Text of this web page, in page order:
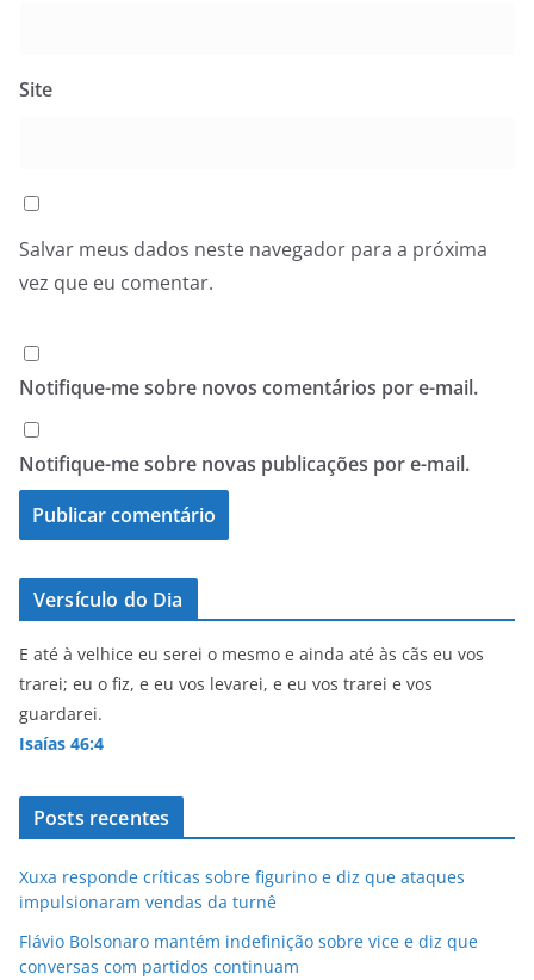
Site
Salvar meus dados neste navegador para a próxima
vez que eu comentar.
Notifique-me sobre novos comentários por e-mail.
Notifique-me sobre novas publicações por e-mail.
Versículo do Dia
E até à velhice eu serei o mesmo e ainda até às cãs eu vos
trarei; eu o fiz, e eu vos levarei, e eu vos trarei e vos
guardarei.
Isaías 46:4
Posts recentes
Xuxa responde críticas sobre figurino e diz que ataques
impulsionaram vendas da turnê
Flávio Bolsonaro mantém indefinição sobre vice e diz que
conversas com partidos continuam